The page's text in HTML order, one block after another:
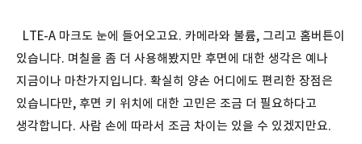
LTE-A 마크도 눈에 들어오고요. 카메라와 불륨, 그리고 홈버튼이
있습니다. 며칠을 좀 더 사용해봤지만 후면에 대한 생각은 예나
지금이나 마찬가지입니다. 확실히 양손 어디에도 편리한 장점은
있습니다만, 후면 키 위치에 대한 고민은 조금 더 필요하다고
생각합니다. 사람 손에 따라서 조금 차이는 있을 수 있겠지만요.